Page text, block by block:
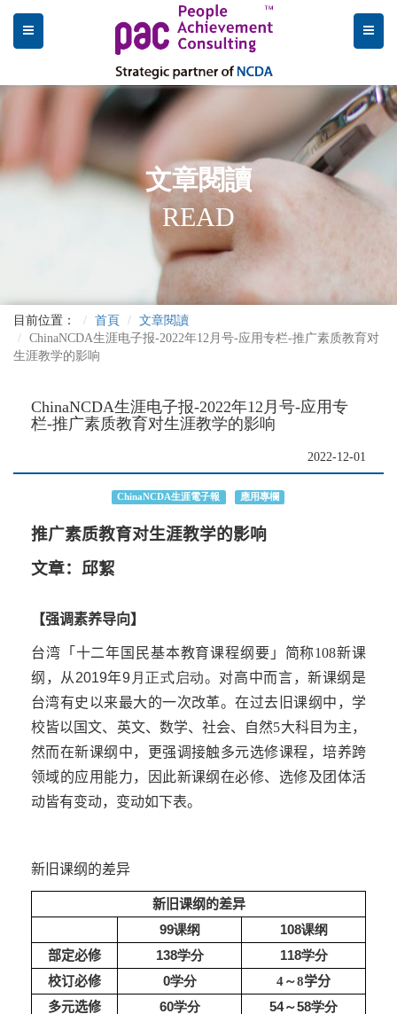
文章閱讀
READ
目前位置： 首頁
文章閱讀
ChinaNCDA生涯电子报-2022年12月号-应用专栏-推广素质教育对
生涯教学的影响
ChinaNCDA生涯电子报-2022年12月号-应用专
栏-推广素质教育对生涯教学的影响
2022-12-01
ChinaNCDA生涯電子報 應用專欄
推广素质教育对生涯教学的影响
文章：邱絜
【强调素养导向】
台湾 「十二年国民基本教育课程纲要」简称108新课
纲，从 2019年9月正式启动。对高中而言，新课纲是
台湾有史以来最大的一次改革。在过去 旧课纲中， 学
校皆以国文、英文、数学、社会、自然5大科目为主，
然而在新课纲中，更强调接触多元选修课程，培养跨
领域的应用能力，因此新课纲在必修、选修及团体活
动皆有变动，变动如下表。
新旧课纲的差异
新旧课纲的差异
99课纲
108课纲
部定必修
138学分
118学分
校订必修
0学分 4～8学分
多元选修
60学分
54～58学分